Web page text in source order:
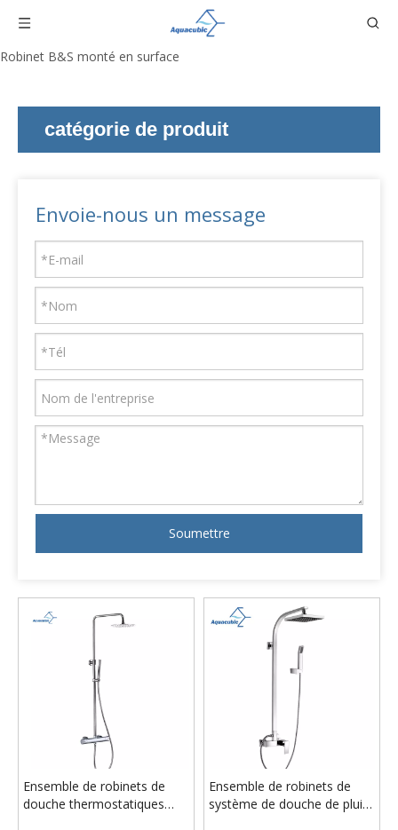
Robinet B&S monté en surface
catégorie de produit
Envoie-nous un message
Soumettre
Ensemble de robinets de
douche thermostatiques
Ensemble de robinets de
système de douche de pluie,